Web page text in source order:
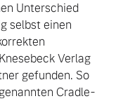
Unterschied
selbst einen
Verlag
gefunden. So
Cradle-